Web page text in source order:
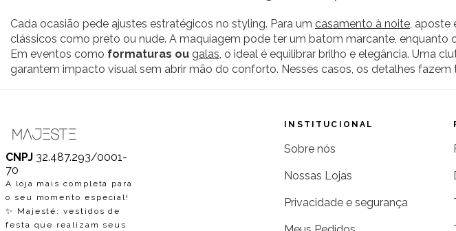
Cada ocasião pede ajustes estratégicos no styling. Para um casamento à noite ,
clássicos como preto ou nude. A maquiagem pode ter um batom marcante,
Em eventos como formaturas ou galas , o ideal é equilibrar brilho e elegância. Uma
garantem impacto visual sem abrir mão do conforto. Nesses casos, os detalhes fazem
CNPJ 32.487.293/0001-
70
A loja mais completa para
o seu momento especial!
✨ Majesté: vestidos de
festa que realizam seus
INSTITUCIONAL
Sobre nós
Nossas Lojas
Privacidade e segurança